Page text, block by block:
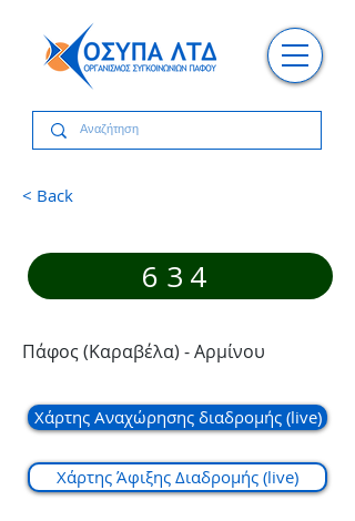
< Back
634
Πάφος (Καραβέλα) - Αρμίνου
Χάρτης Αναχώρησης διαδρομής (live)
Χάρτης Άφιξης Διαδρομής (live)